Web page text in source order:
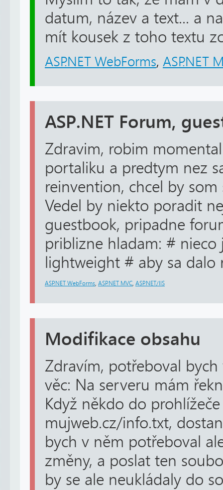
datum, název a text... a
mít kousek z toho textu
ASP.NET WebForms, ASP.NET
ASP.NET Forum,
Zdravim, robim
portaliku a predtym nez
reinvention, chcel by som
Vedel by niekto poradit
guestbook, pripadne
priblizne hladam: #
lightweight # aby sa dalo
ASP.NET WebForms ASP.NET MVC ASP.NET/IIS
Modifikace obsahu
Zdravím, potřeboval bych
věc: Na serveru mám
Když někdo do
mujweb.cz/info.txt,
bych v něm potřeboval
změny, a poslat ten
by se ale neukládaly do